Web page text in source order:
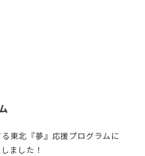
東北『夢』応援プログラムに
ました！